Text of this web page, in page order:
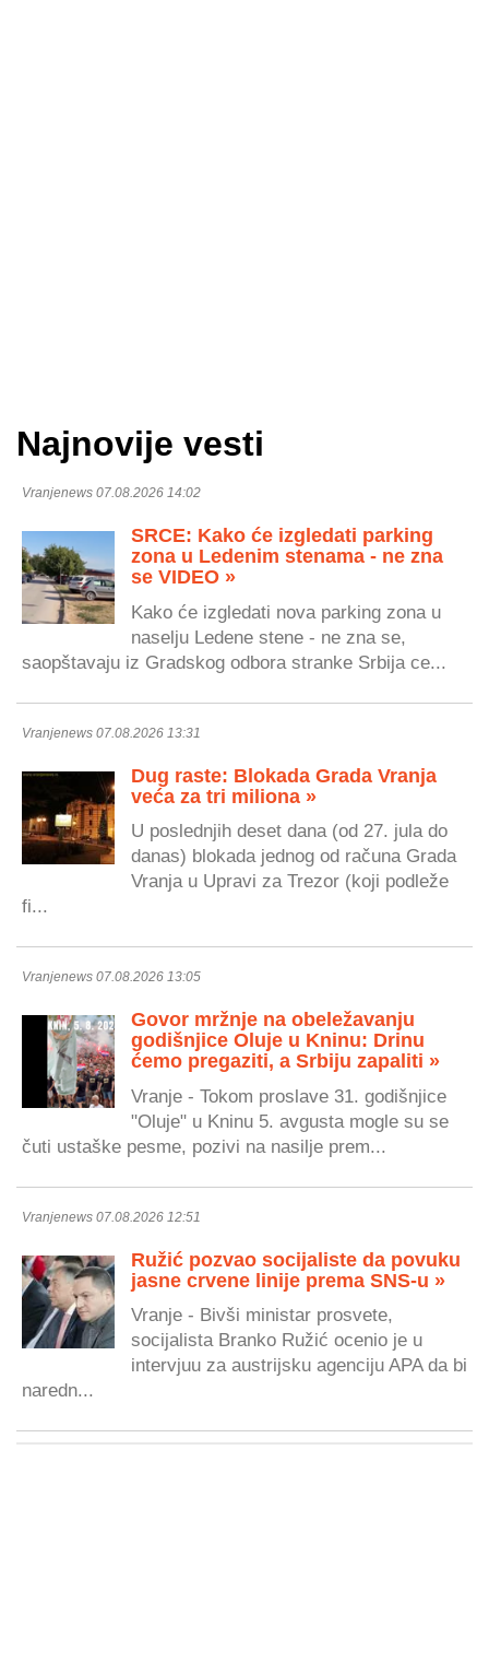
Najnovije vesti
Vranjenews 07.08.2026 14:02
SRCE: Kako će izgledati parking
zona u Ledenim stenama - ne zna
se VIDEO »
Kako će izgledati nova parking zona u
naselju Ledene stene - ne zna se,
saopštavaju iz Gradskog odbora stranke Srbija ce...
Vranjenews 07.08.2026 13:31
Dug raste: Blokada Grada Vranja
veća za tri miliona »
U poslednjih deset dana (od 27. jula do
danas) blokada jednog od računa Grada
Vranja u Upravi za Trezor (koji podleže
fi...
Vranjenews 07.08.2026 13:05
Govor mržnje na obeležavanju
godišnjice Oluje u Kninu: Drinu
ćemo pregaziti, a Srbiju zapaliti »
Vranje - Tokom proslave 31. godišnjice
"Oluje" u Kninu 5. avgusta mogle su se
čuti ustaške pesme, pozivi na nasilje prem...
Vranjenews 07.08.2026 12:51
Ružić pozvao socijaliste da povuku
jasne crvene linije prema SNS-u »
Vranje - Bivši ministar prosvete,
socijalista Branko Ružić ocenio je u
intervjuu za austrijsku agenciju APA da bi
naredn...